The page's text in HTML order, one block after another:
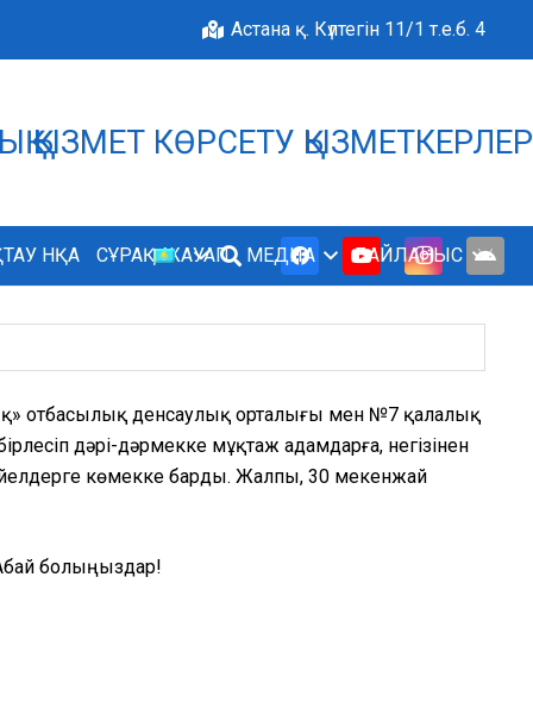
Астана қ. Күлтегін 11/1 т.е.б. 4
ҚЫЗМЕТ КӨРСЕТУ
НҚА СҰРАҚ-ЖАУАП МЕДИА БАЙЛАНЫС
отбасылық денсаулық орталығы мен №7 қалалық
дәрі-дәрмекке мұқтаж адамдарға, негізінен
көмекке барды. Жалпы, 30 мекенжай
болыңыздар!